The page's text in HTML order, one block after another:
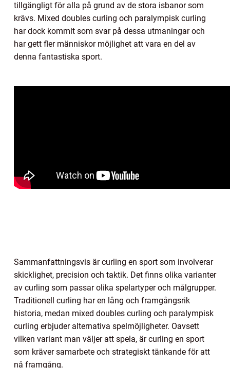
tillgängligt för alla på grund av de stora isbanor som
krävs. Mixed doubles curling och paralympisk curling
har dock kommit som svar på dessa utmaningar och
har gett fler människor möjlighet att vara en del av
denna fantastiska sport.
Sammanfattningsvis är curling en sport som involverar
skicklighet, precision och taktik. Det finns olika varianter
av curling som passar olika spelartyper och målgrupper.
Traditionell curling har en lång och framgångsrik
historia, medan mixed doubles curling och paralympisk
curling erbjuder alternativa spelmöjligheter. Oavsett
vilken variant man väljer att spela, är curling en sport
som kräver samarbete och strategiskt tänkande för att
nå framgång.